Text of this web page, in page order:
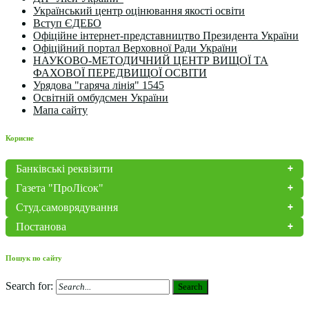
Український центр оцінювання якості освіти
Вступ ЄДЕБО
Офіційне інтернет-представництво Президента України
Офіційний портал Верховної Ради України
НАУКОВО-МЕТОДИЧНИЙ ЦЕНТР ВИЩОЇ ТА
ФАХОВОЇ ПЕРЕДВИЩОЇ ОСВІТИ
Урядова "гаряча лінія" 1545
Освітній омбудсмен України
Мапа сайту
Корисне
Банківські реквізити
Газета "ПроЛісок"
Студ.самоврядування
Постанова
Пошук по сайту
Search for: Search